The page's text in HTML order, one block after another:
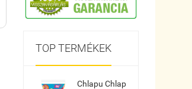
TOP TERMÉKEK
Chlapu Chlap